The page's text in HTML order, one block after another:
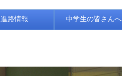
進路情報 中学生の皆さんへ